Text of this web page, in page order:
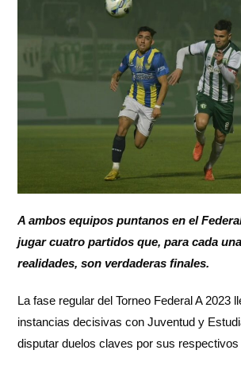
A ambos equipos puntanos en el
jugar cuatro partidos que, para cada
realidades, son verdaderas finales.
La fase regular del Torneo Federal A 2023
instancias decisivas con Juventud y
disputar duelos claves por sus respectivos